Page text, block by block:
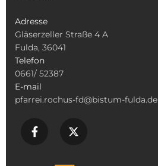
Adresse
Gläserzeller Straße 4 A
Fulda, 36041
Telefon
0661/ 52387
E-mail
pfarrei.rochus-fd@bistum-fulda.de